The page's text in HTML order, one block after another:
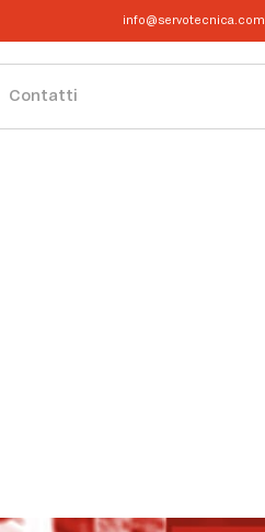
info@servotecnica.com
Contatti